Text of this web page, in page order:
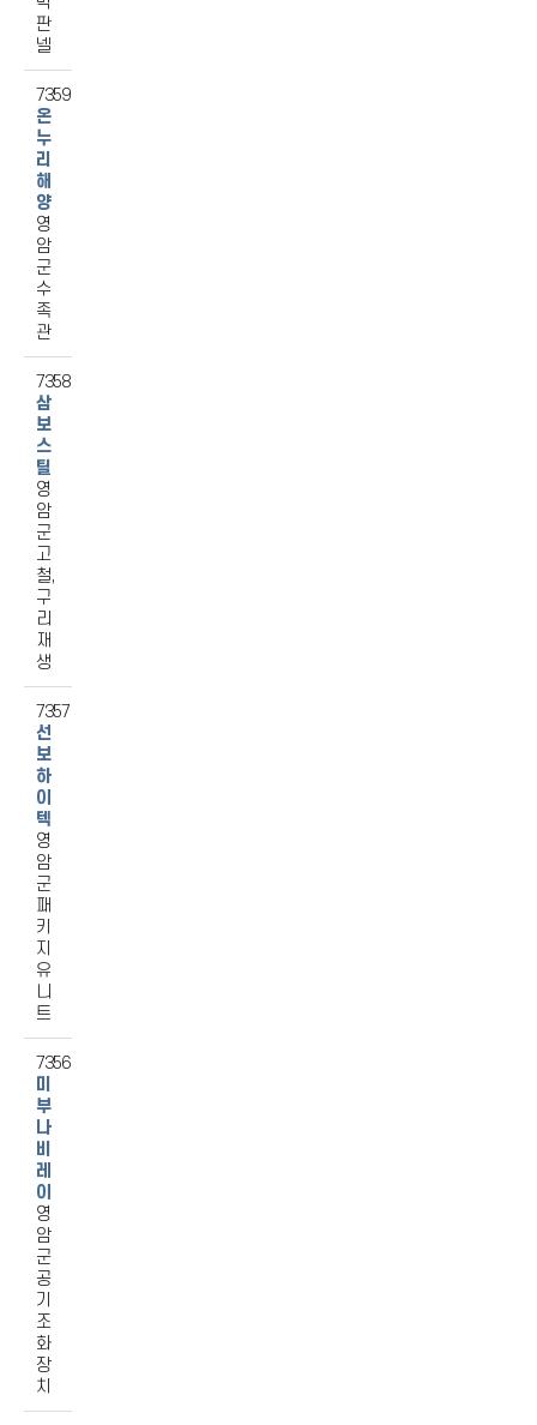
판
넬
7359
온
누
리
해
양
영
암
군
수
족
관
7358
삼
보
스
틸
영
암
군
고
철,
구
리
재
생
7357
선
보
하
이
텍
영
암
군
패
키
지
유
니
트
7356
미
부
나
비
레
이
영
암
군
공
기
조
화
장
치